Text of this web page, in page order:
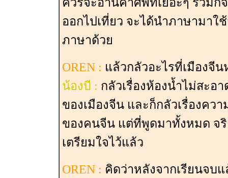
ออกไปเที่ยว จะได้นำภาษามาใ
ภาษาด้วย
OREN : แล้วกลัวอะไรที่เมืองจีน
น้องบี : กลัวเรื่องห้องน้ำไม่สะอ
ของเมืองจีน และก็กลัวเรื่องคว
ของคนจีน แต่ที่พูดมาทั้งหมด จริ
เตรียมใจไว้แล้ว
OREN : คิดว่าหลังจากเรียนจบ